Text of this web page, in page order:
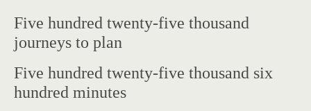
Five hundred twenty-five thousand
journeys to plan
Five hundred twenty-five thousand six
hundred minutes